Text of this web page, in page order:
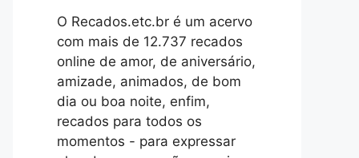
O Recados.etc.br é um acervo
com mais de 12.737 recados
online de amor, de aniversário,
amizade, animados, de bom
dia ou boa noite, enfim,
recados para todos os
momentos - para expressar